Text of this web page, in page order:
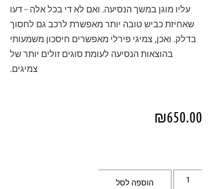
עליו מוגן במשך הנסיעה. ואם לא די בכל אלה – דעו
שאחיזת כביש טובה יותר מאפשרת לרכב גם לחסוך
בדלק. ואכן, צמיגי פירלי מאפשרים חיסכון משמעותי
בהוצאות הנסיעה לעומת סוגים זולים יותר של
צמיגים.
₪650.00
הוספה לסל